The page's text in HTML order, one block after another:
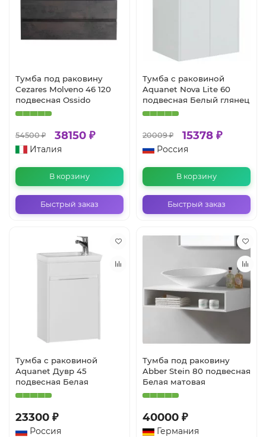
Тумба под раковину
Cezares Molveno 46 120
подвесная Ossido
54500 ₽ 38150 ₽
Италия
В корзину
Быстрый заказ
Тумба с раковиной
Aquanet Nova Lite 60
подвесная Белый глянец
20009 ₽ 15378 ₽
Россия
В корзину
Быстрый заказ
Тумба с раковиной
Aquanet Дувр 45
подвесная Белая
23300 ₽
Россия
Тумба под раковину
Abber Stein 80 подвесная
Белая матовая
40000 ₽
Германия